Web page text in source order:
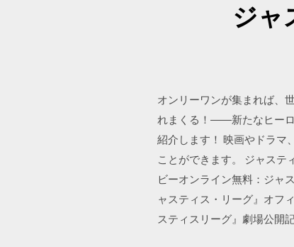
ジャ
オンリーワンが集まれば、
れまくる！――新たなヒーロ
紹介します！ 映画やドラマ
ことができます。 ジャステ
ビーオンライン無料：ジャ
ャスティス・リーグ』オフ
スティスリーグ』劇場公開